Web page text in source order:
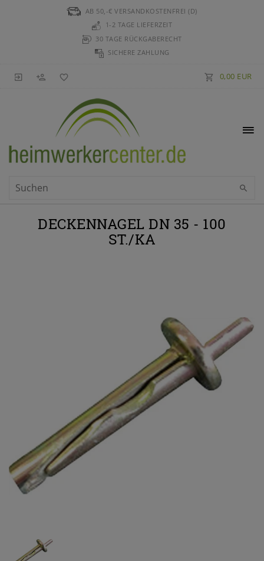
AB 50,-€ VERSANDKOSTENFREI (D)
1-2 TAGE LIEFERZEIT
30 TAGE RÜCKGABERECHT
SICHERE ZAHLUNG
0,00 EUR
DECKENNAGEL DN 35 - 100
ST./KA